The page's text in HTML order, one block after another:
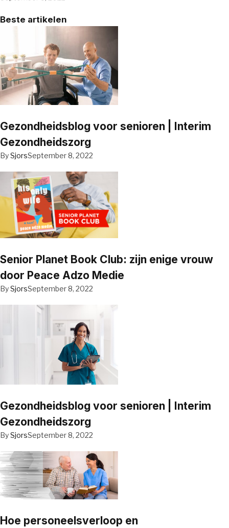
Beste artikelen
Gezondheidsblog voor senioren | Interim
Gezondheidszorg
BySjorsSeptember 8, 2022
Senior Planet Book Club: zijn enige vrouw
door Peace Adzo Medie
BySjorsSeptember 8, 2022
Gezondheidsblog voor senioren | Interim
Gezondheidszorg
BySjorsSeptember 8, 2022
Hoe personeelsverloop en